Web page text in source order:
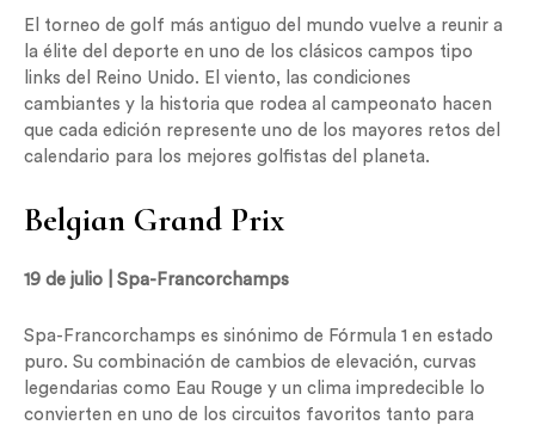
El torneo de golf más antiguo del mundo vuelve a reunir a
la élite del deporte en uno de los clásicos campos tipo
links del Reino Unido. El viento, las condiciones
cambiantes y la historia que rodea al campeonato hacen
que cada edición represente uno de los mayores retos del
calendario para los mejores golfistas del planeta.
Belgian Grand Prix
19 de julio | Spa-Francorchamps
Spa-Francorchamps es sinónimo de Fórmula 1 en estado
puro. Su combinación de cambios de elevación, curvas
legendarias como Eau Rouge y un clima impredecible lo
convierten en uno de los circuitos favoritos tanto para